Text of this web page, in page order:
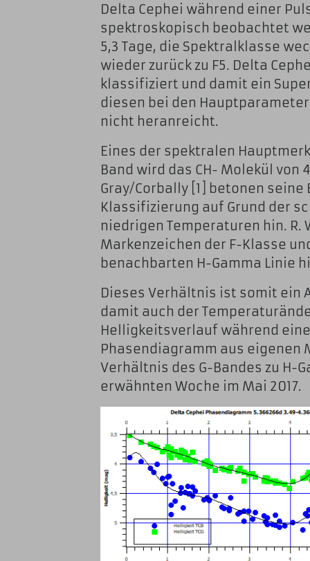
Delta Cephei während einer
spektroskopisch beobachtet
5,3 Tage, die Spektralklasse
wieder zurück zu F5. Delta
klassifiziert und damit ein
diesen bei den
nicht heranreicht.
Eines der spektralen
Band wird das CH- Molekül von
Gray/Corbally [1] betonen
Klassifizierung auf Grund der
niedrigen Temperaturen hin. R.
Markenzeichen der F-Klasse
benachbarten H-Gamma Linie
Dieses Verhältnis ist somit ein
damit auch der
Helligkeitsverlauf während
Phasendiagramm aus eigenen
Verhältnis des G-Bandes zu H-
erwähnten Woche im Mai 2017.